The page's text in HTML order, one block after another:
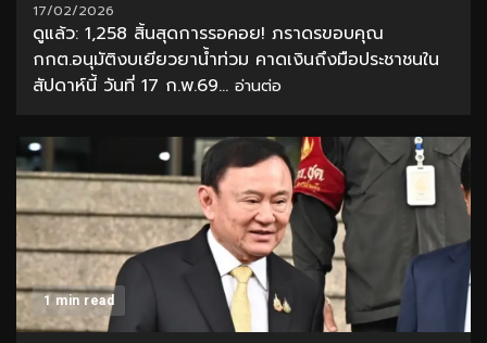
17/02/2026
ดูแล้ว: 1,258 สิ้นสุดการรอคอย! ภราดรขอบคุณ
กกต.อนุมัติงบเยียวยาน้ำท่วม คาดเงินถึงมือประชาชนใน
สัปดาห์นี้ วันที่ 17 ก.พ.69... อ่านต่อ
1 min read